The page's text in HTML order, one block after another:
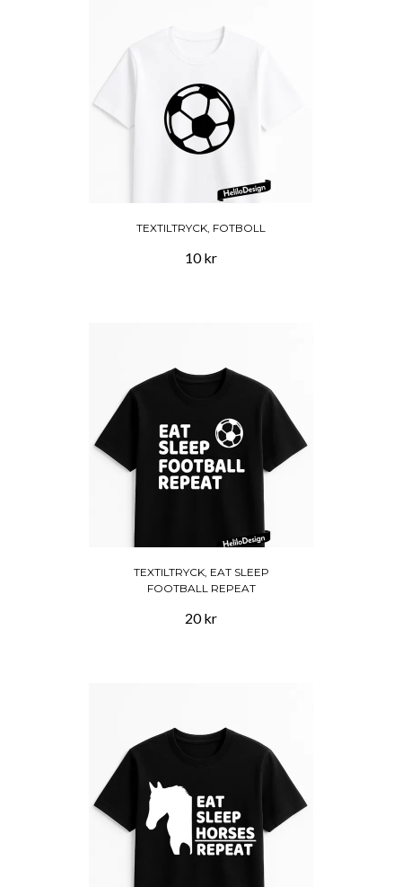
TEXTILTRYCK, FOTBOLL
10 kr
TEXTILTRYCK, EAT SLEEP
FOOTBALL REPEAT
20 kr